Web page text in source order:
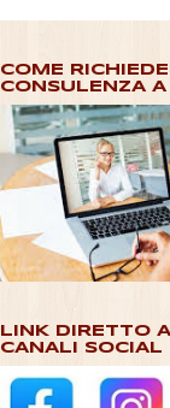
COME
CONSULENZA
LINK DIRETTO
CANALI SOCIAL